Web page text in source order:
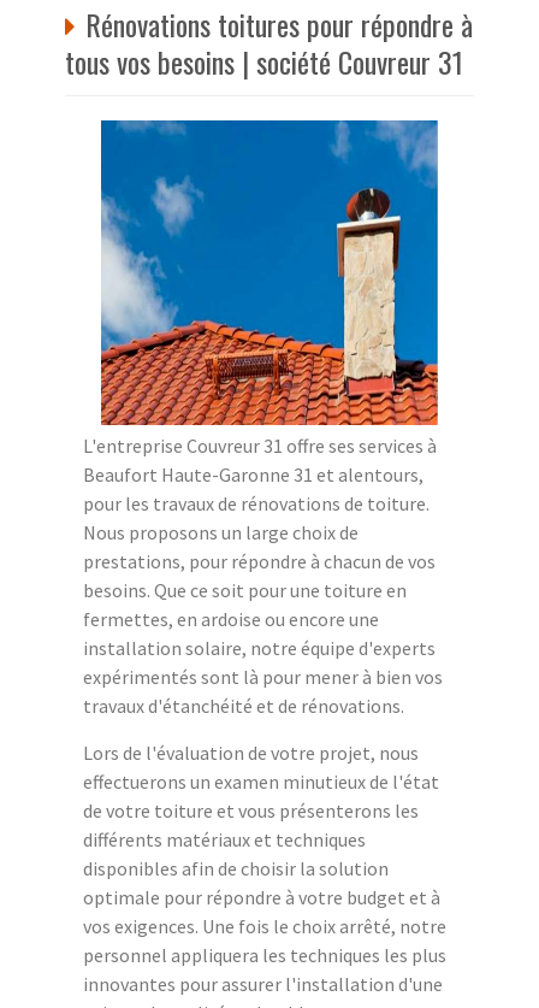
Rénovations toitures pour répondre à
tous vos besoins | société Couvreur 31
L'entreprise Couvreur 31 offre ses services à
Beaufort Haute-Garonne 31 et alentours,
pour les travaux de rénovations de toiture.
Nous proposons un large choix de
prestations, pour répondre à chacun de vos
besoins. Que ce soit pour une toiture en
fermettes, en ardoise ou encore une
installation solaire, notre équipe d'experts
expérimentés sont là pour mener à bien vos
travaux d'étanchéité et de rénovations.
Lors de l'évaluation de votre projet, nous
effectuerons un examen minutieux de l'état
de votre toiture et vous présenterons les
différents matériaux et techniques
disponibles afin de choisir la solution
optimale pour répondre à votre budget et à
vos exigences. Une fois le choix arrêté, notre
personnel appliquera les techniques les plus
innovantes pour assurer l'installation d'une